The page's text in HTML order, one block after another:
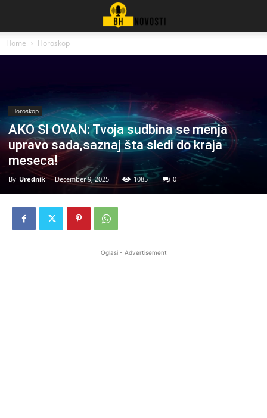
Home Horoskop
Horoskop
AKO SI OVAN: Tvoja sudbina se menja
upravo sada,saznaj šta sledi do kraja
meseca!
By Urednik - December 9, 2025 1085 0
Oglasi - Advertisement